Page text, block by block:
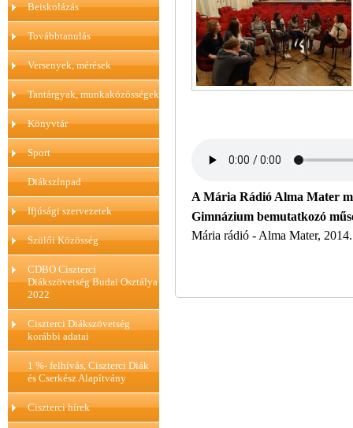
Beiskolázás
Továbbtanulás
Versenyek, mérések
Tantárgyak, munkaközösségek
Könyvtár
Sport
Diákszínpad
Ifjúsági szervezetek
Szülői Közösség
CDBO Ciszterci
Diákszövetség Budai Osztálya
2022
Ciszterci Diákszövetség
korábbi adatai
1 %- felhívás, Ciszterci Diák
és Cserkész Alapítvány
Ciszterci hírek
A Mária Rádió Alma Mater
Gimnázium bemutatkozó
Mária rádió - Alma Mater,